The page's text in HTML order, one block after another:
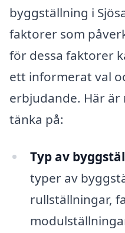
byggställning i
faktorer som
för dessa faktorer
ett informerat val
erbjudande. Här
tänka på:
Typ av
typer av
rullställningar,